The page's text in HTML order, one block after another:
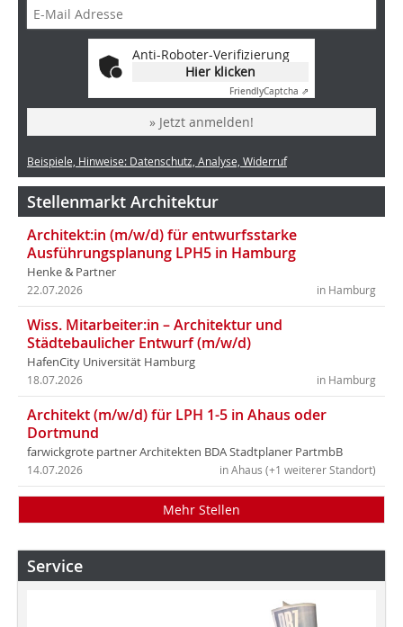
Anti-Roboter-Verifizierung
Hier klicken
FriendlyCaptcha ⇗
» Jetzt anmelden!
Beispiele, Hinweise: Datenschutz, Analyse, Widerruf
Stellenmarkt Architektur
Architekt:in (m/w/d) für entwurfsstarke
Ausführungsplanung LPH5 in Hamburg
Henke & Partner
in Hamburg
22.07.2026
Wiss. Mitarbeiter:in – Architektur und
Städtebaulicher Entwurf (m/w/d)
HafenCity Universität Hamburg
in Hamburg
18.07.2026
Architekt (m/w/d) für LPH 1-5 in Ahaus oder
Dortmund
farwickgrote partner Architekten BDA Stadtplaner PartmbB
in Ahaus (+1 weiterer Standort)
14.07.2026
Mehr Stellen
Service